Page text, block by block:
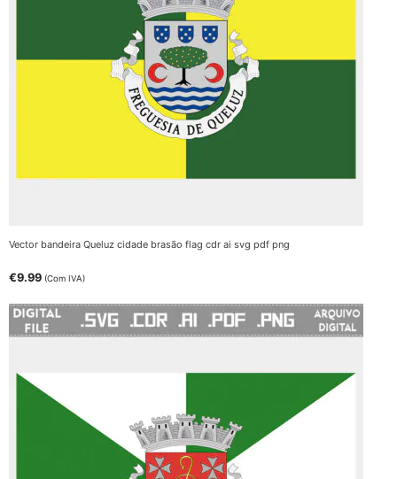
Vector bandeira Queluz cidade brasão flag cdr ai svg pdf png
€9.99 (Com IVA)